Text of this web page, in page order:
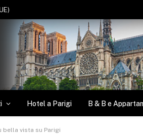
Hotel a Parigi B & B e
bella vista su Parigi